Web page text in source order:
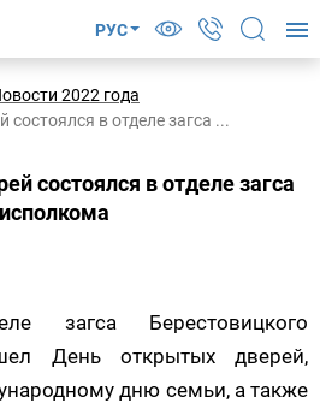
РУС
2022 года
в отделе загса ...
состоялся в отделе загса
Берестовицкого
День открытых дверей,
дню семьи, а также